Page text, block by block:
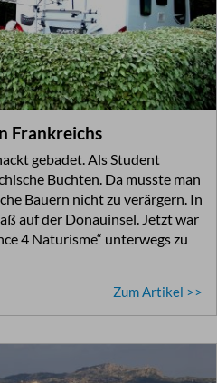
Frankreichs
gebadet. Als Student
Buchten. Da musste man
Bauern nicht zu verärgern. In
auf der Donauinsel. Jetzt war
4 Naturisme“ unterwegs zu
Zum Artikel >>